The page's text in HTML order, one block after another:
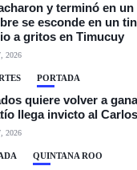
y terminó en
se esconde en un
a gritos en Timucuy
2026
PORTADA
quiere volver a
llega invicto al
2026
QUINTANA ROO